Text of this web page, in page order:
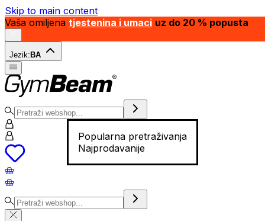
Skip to main content
Vaša omiljena tjestenina i umaci uz do 20 % popusta
Jezik: BA
Popularna pretraživanja
Najprodavanije